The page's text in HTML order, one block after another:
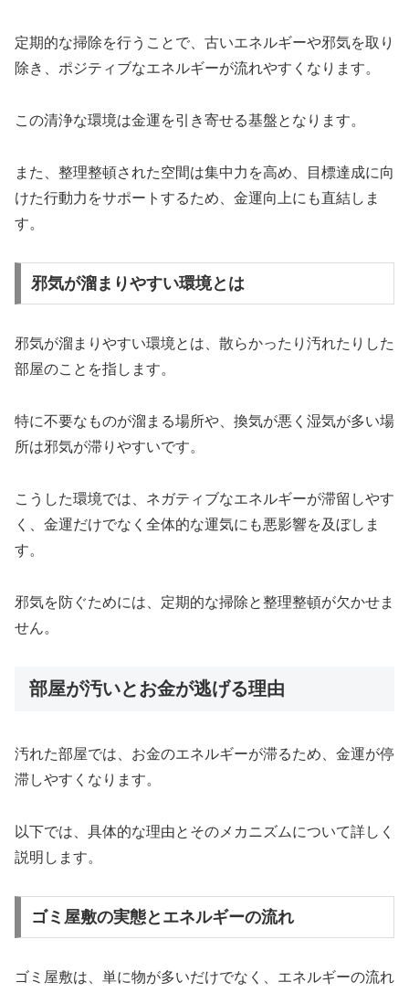
定期的な掃除を行うことで、古いエネルギーや邪気を取り
除き、ポジティブなエネルギーが流れやすくなります。
この清浄な環境は金運を引き寄せる基盤となります。
また、整理整頓された空間は集中力を高め、目標達成に向
けた行動力をサポートするため、金運向上にも直結しま
す。
邪気が溜まりやすい環境とは
邪気が溜まりやすい環境とは、散らかったり汚れたりした
部屋のことを指します。
特に不要なものが溜まる場所や、換気が悪く湿気が多い場
所は邪気が滞りやすいです。
こうした環境では、ネガティブなエネルギーが滞留しやす
く、金運だけでなく全体的な運気にも悪影響を及ぼしま
す。
邪気を防ぐためには、定期的な掃除と整理整頓が欠かせま
せん。
部屋が汚いとお金が逃げる理由
汚れた部屋では、お金のエネルギーが滞るため、金運が停
滞しやすくなります。
以下では、具体的な理由とそのメカニズムについて詳しく
説明します。
ゴミ屋敷の実態とエネルギーの流れ
ゴミ屋敷は、単に物が多いだけでなく、エネルギーの流れ